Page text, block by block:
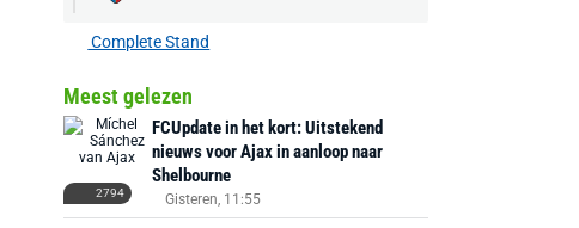
Complete Stand
Meest gelezen
2794
FCUpdate in het kort: Uitstekend
nieuws voor Ajax in aanloop naar
Shelbourne
Gisteren, 11:55